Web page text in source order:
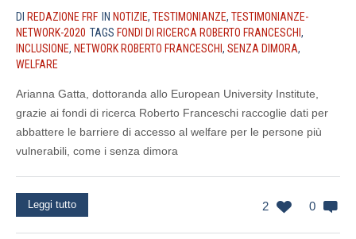
DI REDAZIONE FRF IN NOTIZIE, TESTIMONIANZE, TESTIMONIANZE-
NETWORK-2020 TAGS FONDI DI RICERCA ROBERTO FRANCESCHI ,
INCLUSIONE, NETWORK ROBERTO FRANCESCHI , SENZA DIMORA,
WELFARE
Arianna Gatta, dottoranda allo European University Institute,
grazie ai fondi di ricerca Roberto Franceschi raccoglie dati per
abbattere le barriere di accesso al welfare per le persone più
vulnerabili, come i senza dimora
2 0
Leggi tutto